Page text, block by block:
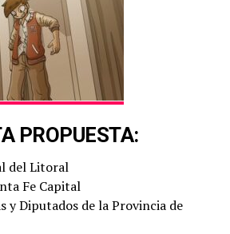
PROPUESTA:
del Litoral
Fe Capital
y Diputados de la Provincia de